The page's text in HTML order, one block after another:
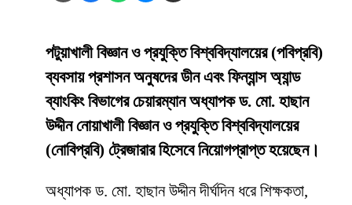
পটুয়াখালী বিজ্ঞান ও প্রযুক্তি বিশ্ববিদ্যালয়ের (পবিপ্রবি)
ব্যবসায় প্রশাসন অনুষদের ডীন এবং ফিন্যান্স অ্যান্ড
ব্যাংকিং বিভাগের চেয়ারম্যান অধ্যাপক ড. মো. হাছান
উদ্দীন নোয়াখালী বিজ্ঞান ও প্রযুক্তি বিশ্ববিদ্যালয়ের
(নোবিপ্রবি) ট্রেজারার হিসেবে নিয়োগপ্রাপ্ত হয়েছেন।
অধ্যাপক ড. মো. হাছান উদ্দীন দীর্ঘদিন ধরে শিক্ষকতা,